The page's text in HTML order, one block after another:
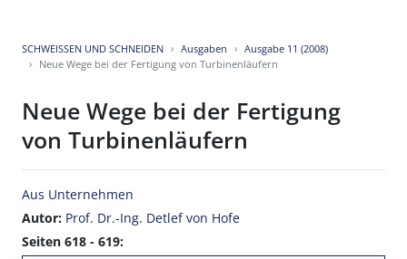
SCHWEISSEN UND SCHNEIDEN Ausgaben
Ausgabe 11 (2008)
Neue Wege bei der Fertigung von Turbinenläufern
Neue Wege bei der Fertigung
von Turbinenläufern
Aus Unternehmen
Autor: Prof. Dr.-Ing. Detlef von Hofe
Seiten 618 - 619: